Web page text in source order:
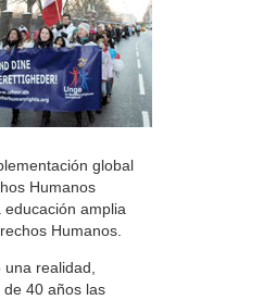
global
Humanos
educación amplia
Humanos.
una realidad,
40 años las